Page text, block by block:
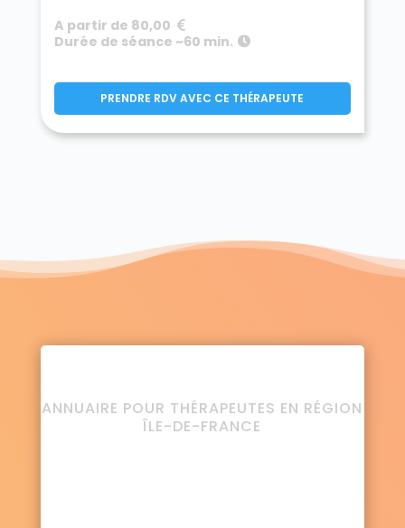
A partir de 80,00
Durée de séance ~60 min.
PRENDRE RDV AVEC CE THÉRAPEUTE
ANNUAIRE POUR THÉRAPEUTES EN RÉGION
ÎLE-DE-FRANCE